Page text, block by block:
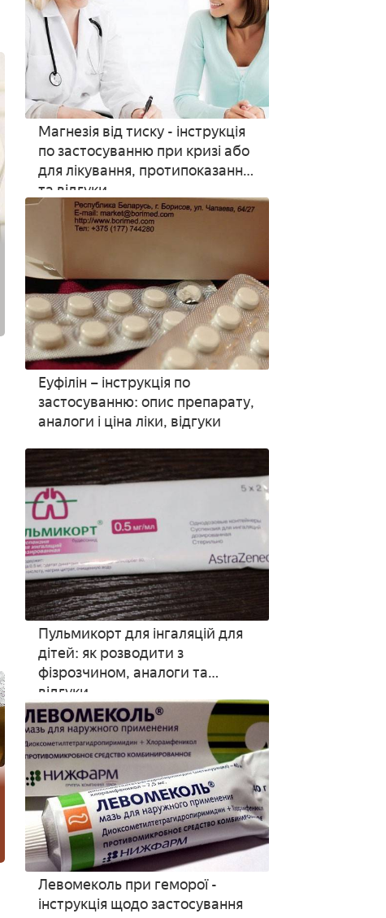
Магнезія від тиску - інструкція
по застосуванню при кризі або
для лікування, протипоказання
та відгуки
Еуфілін – інструкція по
застосуванню: опис препарату,
аналоги і ціна ліки, відгуки
Пульмикорт для інгаляцій для
дітей: як розводити з
фізрозчином, аналоги та
відгуки
Левомеколь при геморої -
інструкція щодо застосування